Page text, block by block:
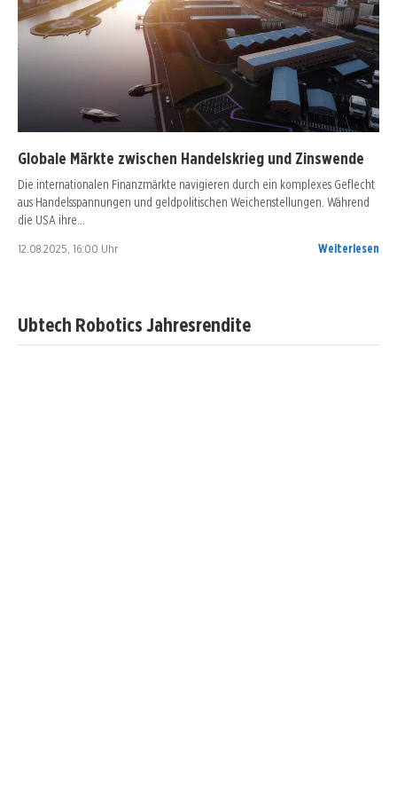
Globale Märkte zwischen Handelskrieg und Zinswende
Die internationalen Finanzmärkte navigieren durch ein komplexes Geflecht
aus Handelsspannungen und geldpolitischen Weichenstellungen. Während
die USA ihre…
12.08.2025, 16:00 Uhr Weiterlesen
Ubtech Robotics Jahresrendite